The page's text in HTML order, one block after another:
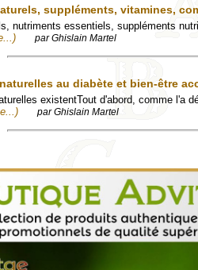
suppléments, vitamines,
nutriments essentiels, suppléments
par Ghislain Martel
au diabète et bien-être
existentTout d'abord, comme l'a
par Ghislain Martel